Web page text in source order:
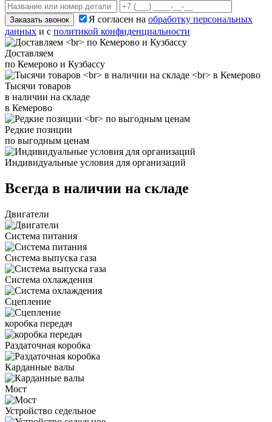
Заказать звонок Я согласен на обработку персональных
данных и с политикой конфиденциальности
Доставляем
по Кемерово и Кузбассу
Тысячи товаров
в наличии на складе
в Кемерово
Редкие позиции
по выгодным ценам
Индивидуальные условия для организаций
Всегда в наличии на складе
Двигатели
Система питания
Система выпуска газа
Система охлаждения
Сцепление
коробка передач
Раздаточная коробка
Карданные валы
Мост
Устройство седельное